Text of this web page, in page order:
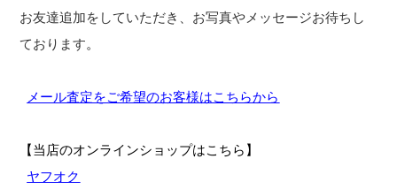
お友達追加をしていただき、お写真やメッセージお待ちし
ております。
メール査定をご希望のお客様はこちらから
【当店のオンラインショップはこちら】
ヤフオク